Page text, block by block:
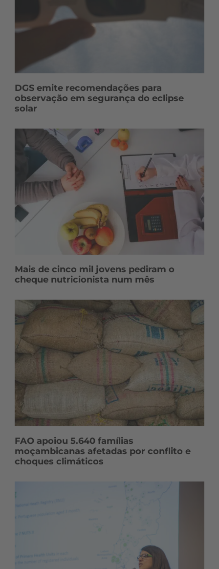
DGS emite recomendações para
observação em segurança do eclipse
solar
Mais de cinco mil jovens pediram o
cheque nutricionista num mês
FAO apoiou 5.640 famílias
moçambicanas afetadas por conflito e
choques climáticos